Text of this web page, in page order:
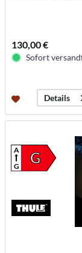
130,00 €
Sofort
Details
G
A
G